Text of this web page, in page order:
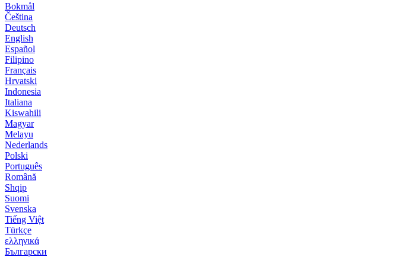
Bokmål
Čeština
Deutsch
English
Español
Filipino
Français
Hrvatski
Indonesia
Italiana
Kiswahili
Magyar
Melayu
Nederlands
Polski
Português
Română
Shqip
Suomi
Svenska
Tiếng Việt
Türkçe
ελληνικά
Български